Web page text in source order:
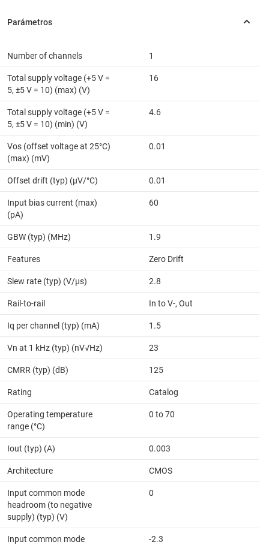
Number of channels 1
Total supply voltage (+5 V =
5, ±5 V = 10) (max) (V)
16
Total supply voltage (+5 V =
5, ±5 V = 10) (min) (V)
4.6
Vos (offset voltage at 25°C)
(max) (mV)
0.01
Offset drift (typ) (µV/°C) 0.01
Input bias current (max)
(pA)
60
GBW (typ) (MHz) 1.9
Features Zero Drift
Slew rate (typ) (V/µs) 2.8
Rail-to-rail In to V-, Out
Iq per channel (typ) (mA) 1.5
Vn at 1 kHz (typ) (nV√Hz) 23
CMRR (typ) (dB) 125
Rating Catalog
Operating temperature
range (°C)
0 to 70
Iout (typ) (A) 0.003
Architecture CMOS
Input common mode
headroom (to negative
supply) (typ) (V)
0
Input common mode
-2.3